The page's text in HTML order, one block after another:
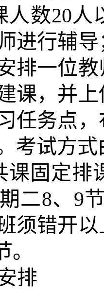
人数20人
进行辅
排一位
课，并
任务点
考试方
课固定排
二8、9
须错开
。
排